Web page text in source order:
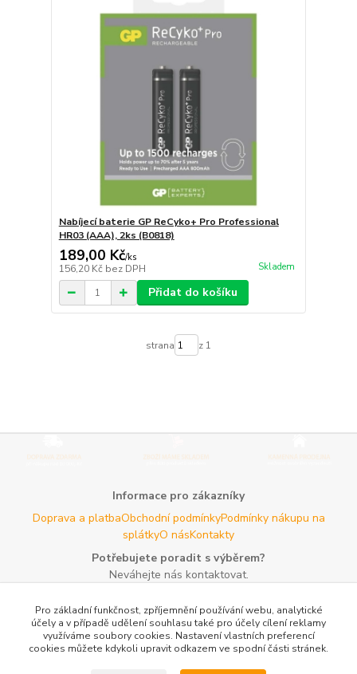
Nabíjecí baterie GP ReCyko+ Pro Professional
HR03 (AAA), 2ks (B0818)
189,00 Kč/ks
156,20 Kč bez DPH Skladem
Přidat do košíku
strana z 1
Informace pro zákazníky
Doprava a platbaObchodní podmínkyPodmínky nákupu na
splátkyO násKontakty
Potřebujete poradit s výběrem?
Neváhejte nás kontaktovat.
Email:info@agroczechia.cz- kdykoliv
Užitečné informace
Pro základní funkčnost, zpříjemnění používání webu, analytické
účely a v případě udělení souhlasu také pro účely cílení reklamy
využíváme soubory cookies. Nastavení vlastních preferencí
cookies můžete kdykoli upravit odkazem ve spodní části stránek.